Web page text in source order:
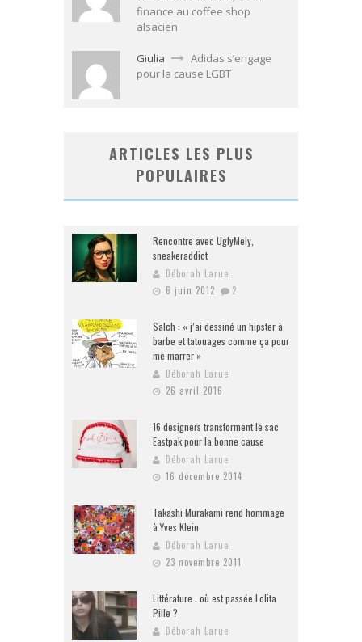
finance au coffee shop
alsacien
Giulia
Adidas s’engage
pour la cause LGBT
ARTICLES LES PLUS
POPULAIRES
Rencontre avec UglyMely,
sneakeraddict
Déborah Larue
6 juin 2012
2
Salch : « j’ai dessiné un hipster à
barbe et tatouages comme ça pour
me marrer »
Déborah Larue
26 avril 2016
16 designers transforment le sac
Eastpak pour la bonne cause
Déborah Larue
16 décembre 2014
Takashi Murakami rend hommage
à Yves Klein
Déborah Larue
23 novembre 2011
Littérature : où est passée Lolita
Pille ?
Déborah Larue